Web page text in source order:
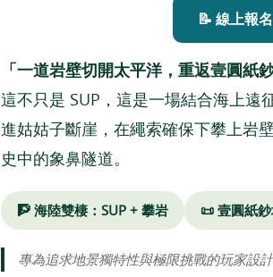
📝 線上報
「一道岩壁切開太平洋，重返壹圓紙
這不只是 SUP，這是一場結合海上遠
進姑姑子斷崖，在繩索確保下攀上岩
史中的象鼻隧道。
🧗 海陸雙棲：SUP + 攀岩 📜 壹圓紙
專為追求地景獨特性與極限挑戰的玩家設